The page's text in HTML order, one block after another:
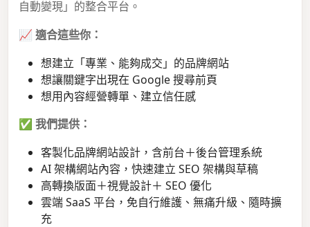
自動變現」的整合平台。
📈 適合這些你：
想建立「專業、能夠成交」的品牌網站
想讓關鍵字出現在 Google 搜尋前頁
想用內容經營轉單、建立信任感
✅ 我們提供：
客製化品牌網站設計，含前台＋後台管理系統
AI 架構網站內容，快速建立 SEO 架構與草稿
高轉換版面＋視覺設計＋ SEO 優化
雲端 SaaS 平台，免自行維護、無痛升級、隨時擴
充